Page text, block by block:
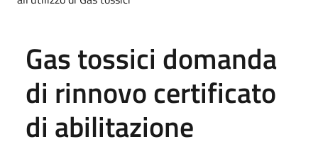
Gas tossici domanda
di rinnovo certificato
di abilitazione